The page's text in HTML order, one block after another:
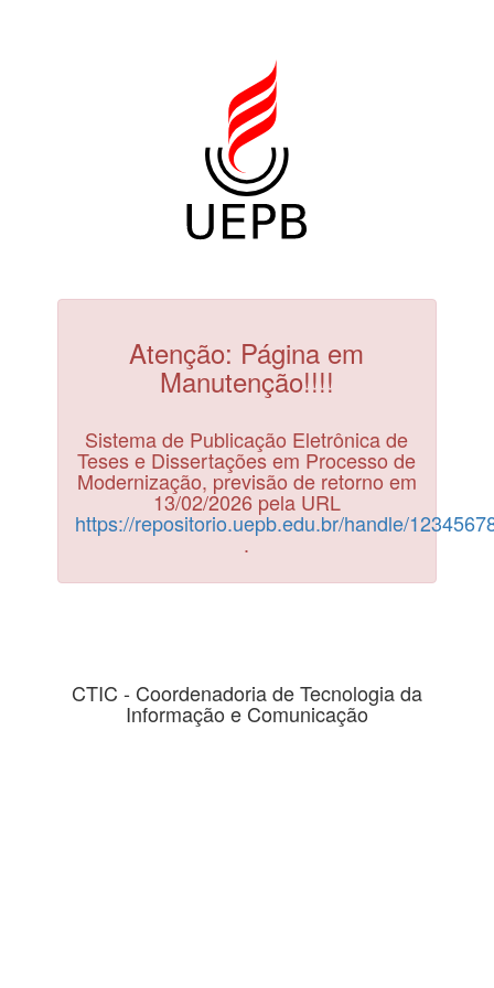
Atenção: Página em
Manutenção!!!!
Sistema de Publicação Eletrônica de
Teses e Dissertações em Processo de
Modernização, previsão de retorno em
13/02/2026 pela URL
https://repositorio.uepb.edu.br/handle/
.
CTIC - Coordenadoria de Tecnologia da
Informação e Comunicação